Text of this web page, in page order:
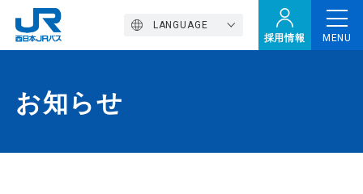
採用情報
LANGUAGE
MENU
トップページ
西バスの魅力
お知らせ